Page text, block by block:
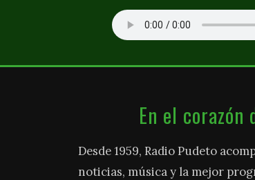
En el corazón
Desde 1959, Radio Pudeto
noticias, música y la mejor